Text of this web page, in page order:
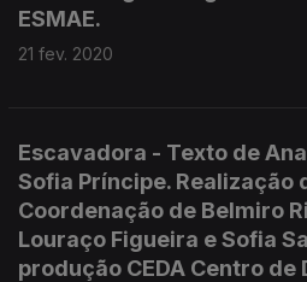
ESMAE.
21 fev. 2020
Escavadora - Texto de
Sofia Príncipe. Realização
Coordenação de Belmiro
Louraço Figueira e Sofia
produção CEDA Centro